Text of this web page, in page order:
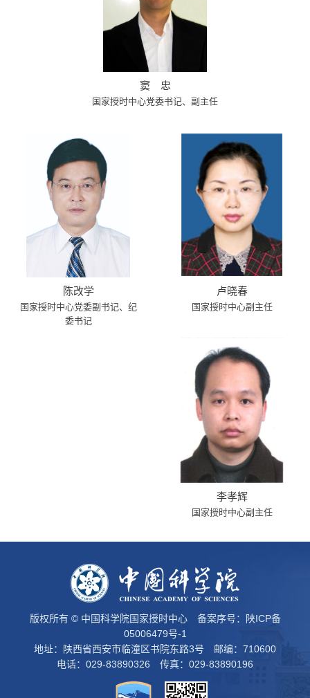
窦 忠
国家授时中心党委书记、副主任
陈改学
国家授时中心党委副书记、纪
委书记
卢晓春
国家授时中心副主任
李孝辉
国家授时中心副主任
版权所有 © 中国科学院国家授时中心 备案序号：
陕ICP备
05006479号-1
地址：陕西省西安市临潼区书院东路3号 邮编：710600
电话：029-83890326 传真：029-83890196